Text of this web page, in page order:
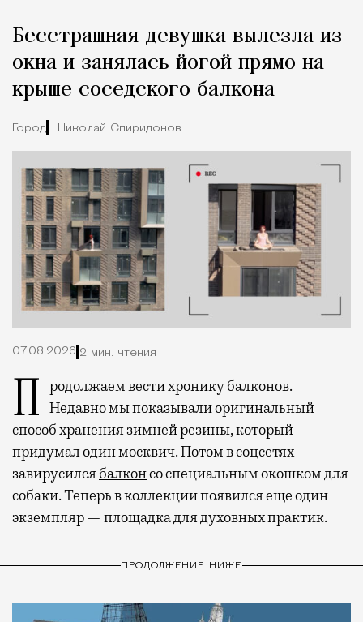
Город
Бесстрашная девушка вылезла из
окна и занялась йогой прямо на
крыше соседского балкона
Город Николай Спиридонов
07.08.2026 2 мин. чтения
Продолжаем вести хронику балконов. Недавно мыпоказывалиоригинальный
способ хранения зимней резины, который
придумал один москвич. Потом в соцсетях
завирусилсябалконсо специальным окошком для
собаки. Теперь в коллекции появился еще один
экземпляр — площадка для духовных практик.
ПРОДОЛЖЕНИЕ НИЖЕ